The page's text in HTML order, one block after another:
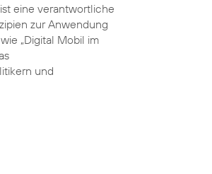
eine verantwortliche
zur Anwendung
„Digital Mobil im
und